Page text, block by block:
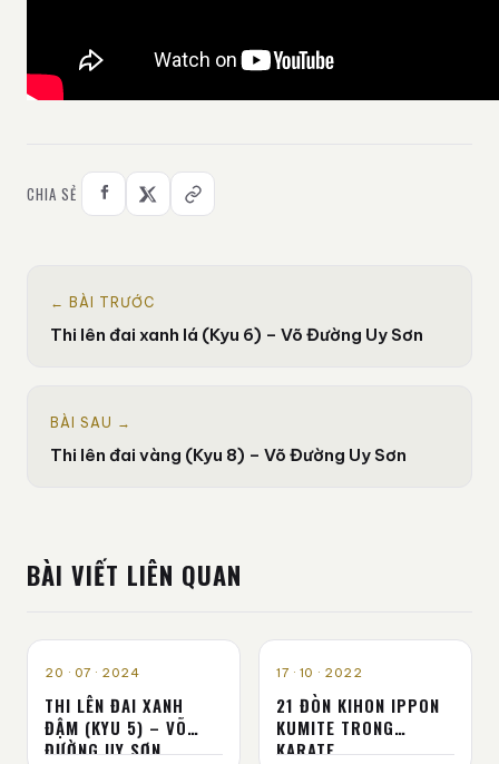
CHIA SẺ
← BÀI TRƯỚC
Thi lên đai xanh lá (Kyu 6) – Võ Đường Uy Sơn
BÀI SAU →
Thi lên đai vàng (Kyu 8) – Võ Đường Uy Sơn
BÀI VIẾT LIÊN QUAN
KIHON
20 · 07 · 2024
THI LÊN ĐAI XANH
ĐẬM (KYU 5) – VÕ
ĐƯỜNG UY SƠN
KIHON
17 · 10 · 2022
21 ĐÒN KIHON IPPON
KUMITE TRONG
KARATE